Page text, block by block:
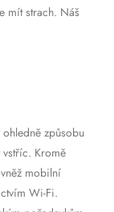
mít strach. Náš
způsobu
Kromě
mobilní
Wi-Fi.